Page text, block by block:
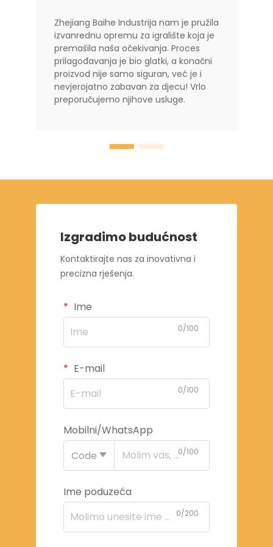
Zhejiang Baihe Industrija nam je pružila
izvanrednu opremu za igralište koja je
premašila naša očekivanja. Proces
prilagođavanja je bio glatki, a konačni
proizvod nije samo siguran, već je i
nevjerojatno zabavan za djecu! Vrlo
preporučujemo njihove usluge.
Izgradimo budućnost
Kontaktirajte nas za inovativna i
precizna rješenja.
Ime
0/100
E-mail
0/100
Mobilni/WhatsApp
Code
0/100
Ime poduzeća
0/200